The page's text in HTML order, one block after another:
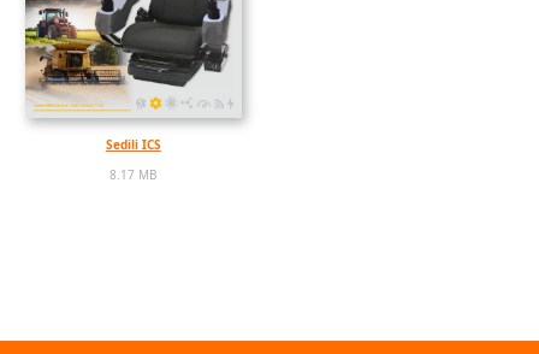
Sedili ICS
8.17 MB